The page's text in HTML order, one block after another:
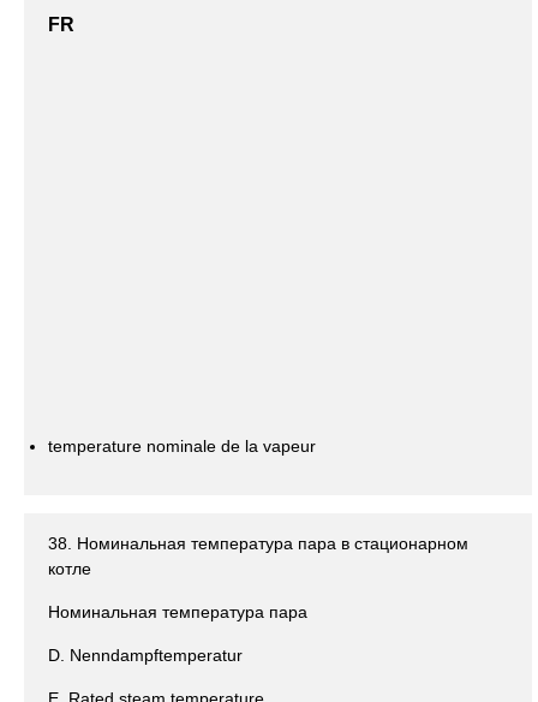
FR
temperature nominale de la vapeur
38. Номинальная температура пара в стационарном
котле
Номинальная температура пара
D. Nenndampftemperatur